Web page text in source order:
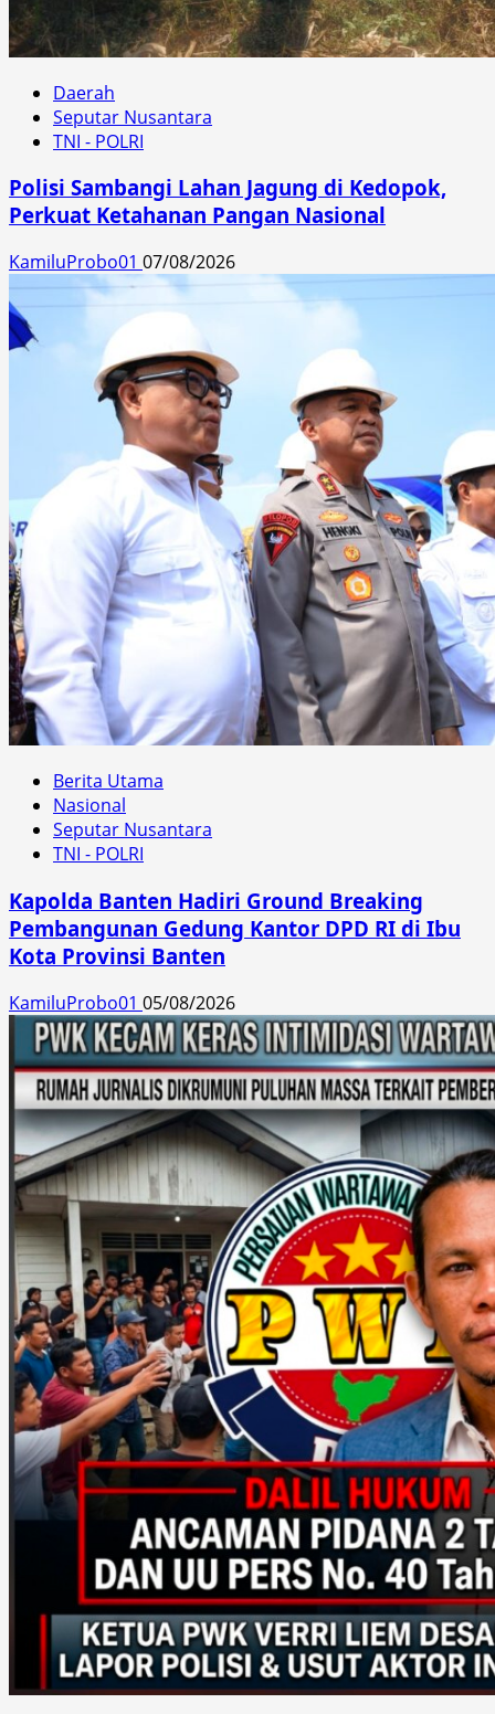
Daerah
Seputar Nusantara
TNI - POLRI
Polisi Sambangi Lahan Jagung di Kedopok,
Perkuat Ketahanan Pangan Nasional
KamiluProbo01 07/08/2026
Berita Utama
Nasional
Seputar Nusantara
TNI - POLRI
Kapolda Banten Hadiri Ground Breaking
Pembangunan Gedung Kantor DPD RI di Ibu
Kota Provinsi Banten
KamiluProbo01 05/08/2026